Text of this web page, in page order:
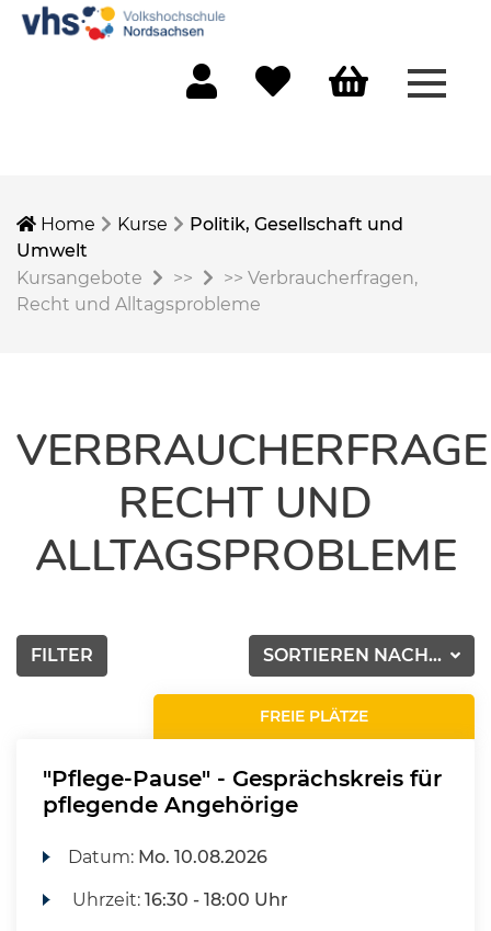
Home Kurse
Politik, Gesellschaft und
Umwelt
Kursangebote
>> >> Verbraucherfragen,
Recht und Alltagsprobleme
RECHT UND
ALLTAGSPROBLEME
SORTIEREN NACH...
FILTER
FREIE PLÄTZE
"Pflege-Pause" - Gesprächskreis für
pflegende Angehörige
Datum: Mo. 10.08.2026
Uhrzeit:16:30 - 18:00 Uhr